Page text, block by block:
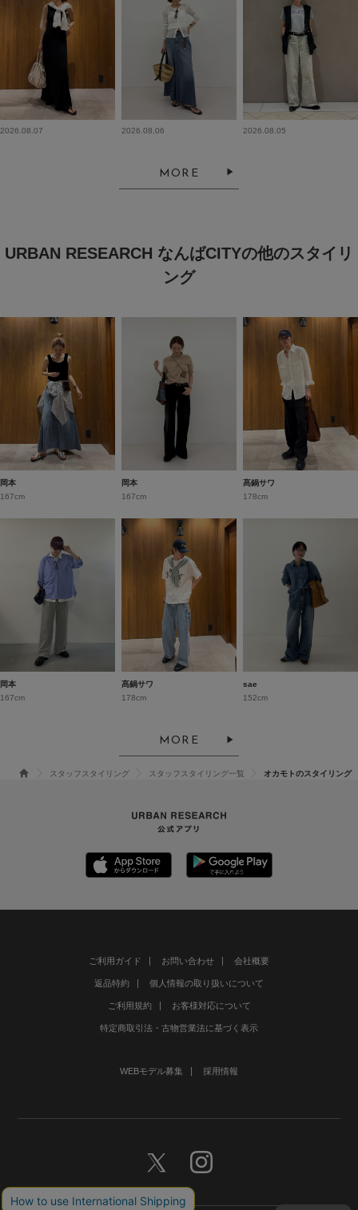
2026.08.07 2026.08.06 2026.08.05
MORE
URBAN RESEARCH なんばCITYの他のスタイリ
ング
岡本
167cm
岡本
167cm
髙鍋サワ
178cm
岡本
167cm
髙鍋サワ
178cm
sae
152cm
MORE
スタッフスタイリング スタッフスタイリング一覧 オカモトのスタイリング
ご利用ガイド お問い合わせ 会社概要
返品特約 個人情報の取り扱いについて
ご利用規約 お客様対応について
特定商取引法・古物営業法に基づく表示
WEBモデル募集 採用情報